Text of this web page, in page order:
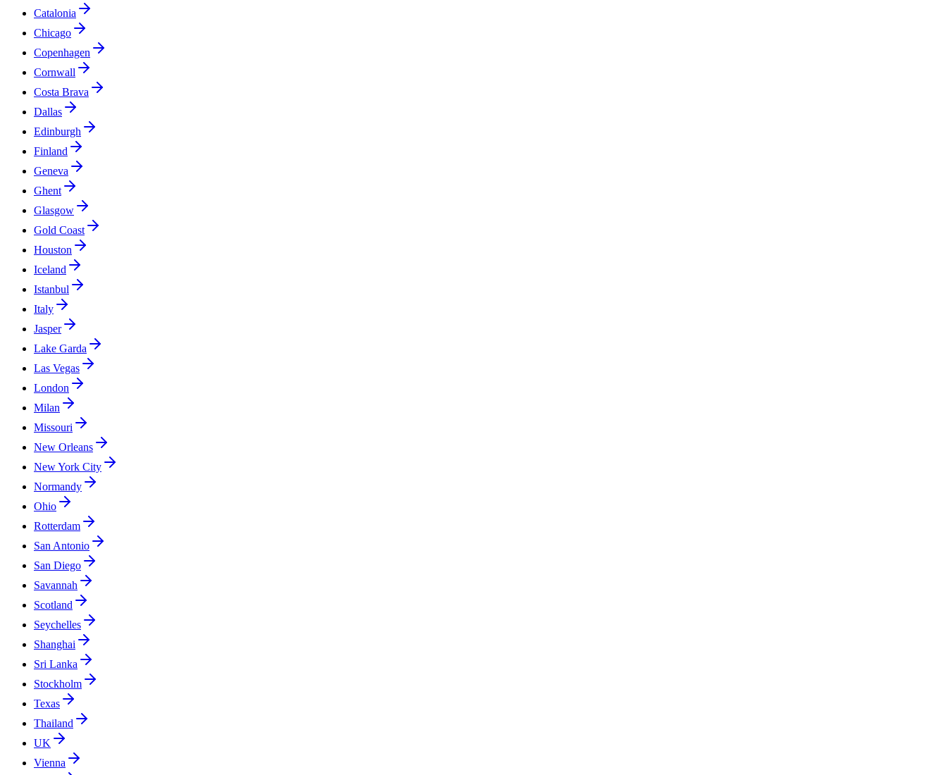
Catalonia
Chicago
Copenhagen
Cornwall
Costa Brava
Dallas
Edinburgh
Finland
Geneva
Ghent
Glasgow
Gold Coast
Houston
Iceland
Istanbul
Italy
Jasper
Lake Garda
Las Vegas
London
Milan
Missouri
New Orleans
New York City
Normandy
Ohio
Rotterdam
San Antonio
San Diego
Savannah
Scotland
Seychelles
Shanghai
Sri Lanka
Stockholm
Texas
Thailand
UK
Vienna